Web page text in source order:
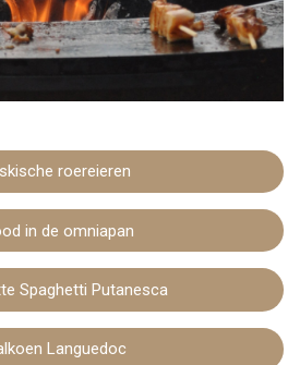
roereieren
in de omniapan
Spaghetti Putanesca
Languedoc